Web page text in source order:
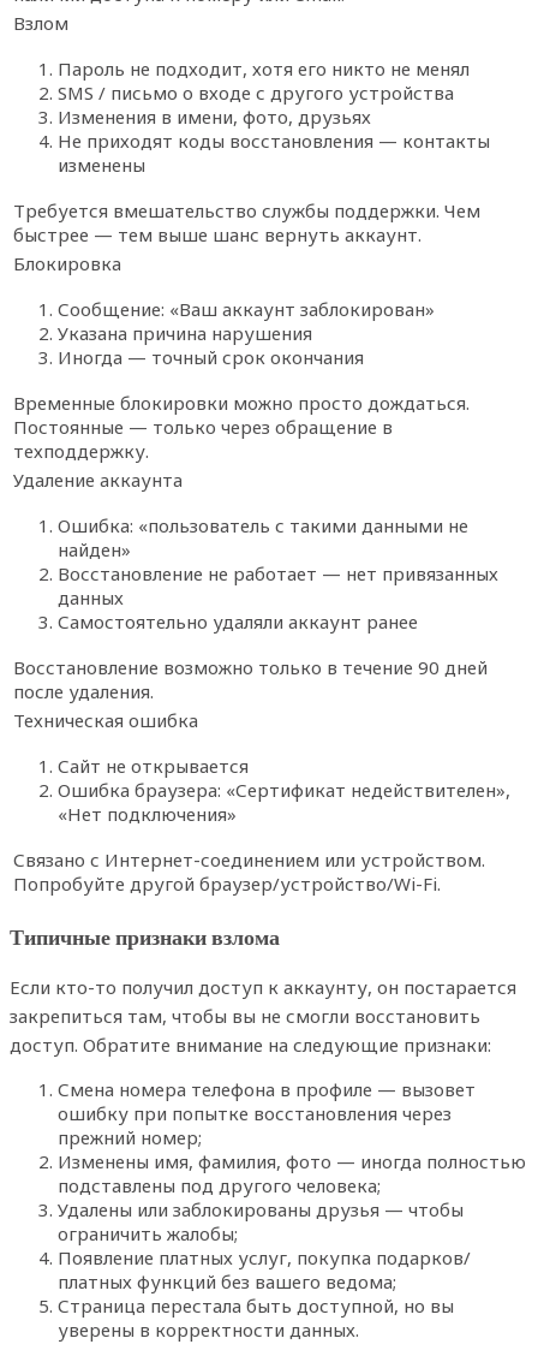
Взлом
Пароль не подходит, хотя его никто не менял
SMS / письмо о входе с другого устройства
Изменения в имени, фото, друзьях
Не приходят коды восстановления — контакты
изменены
Требуется вмешательство службы поддержки. Чем
быстрее — тем выше шанс вернуть аккаунт.
Блокировка
Сообщение: «Ваш аккаунт заблокирован»
Указана причина нарушения
Иногда — точный срок окончания
Временные блокировки можно просто дождаться.
Постоянные — только через обращение в
техподдержку.
Удаление аккаунта
Ошибка: «пользователь с такими данными не
найден»
Восстановление не работает — нет привязанных
данных
Самостоятельно удаляли аккаунт ранее
Восстановление возможно только в течение 90 дней
после удаления.
Техническая ошибка
Сайт не открывается
Ошибка браузера: «Сертификат недействителен»,
«Нет подключения»
Связано с Интернет-соединением или устройством.
Попробуйте другой браузер/устройство/Wi-Fi.
Типичные признаки взлома
Если кто-то получил доступ к аккаунту, он постарается
закрепиться там, чтобы вы не смогли восстановить
доступ. Обратите внимание на следующие признаки:
Смена номера телефона в профиле — вызовет
ошибку при попытке восстановления через
прежний номер;
Изменены имя, фамилия, фото — иногда полностью
подставлены под другого человека;
Удалены или заблокированы друзья — чтобы
ограничить жалобы;
Появление платных услуг, покупка подарков/
платных функций без вашего ведома;
Страница перестала быть доступной, но вы
уверены в корректности данных.